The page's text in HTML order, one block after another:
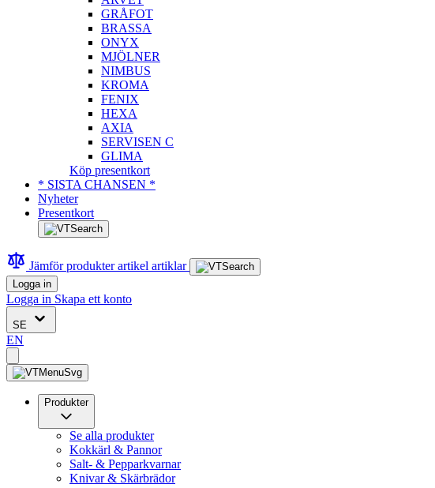
GRÅFOT
BRASSA
ONYX
MJÖLNER
NIMBUS
KROMA
FENIX
HEXA
AXIA
SERVISEN C
GLIMA
Köp presentkort
* SISTA CHANSEN *
Nyheter
Presentkort
Jämför produkterartikel artiklar
Logga in
Logga in Skapa ett konto
SE
EN
Produkter
Se alla produkter
Kokkärl & Pannor
Salt- & Pepparkvarnar
Knivar & Skärbrädor